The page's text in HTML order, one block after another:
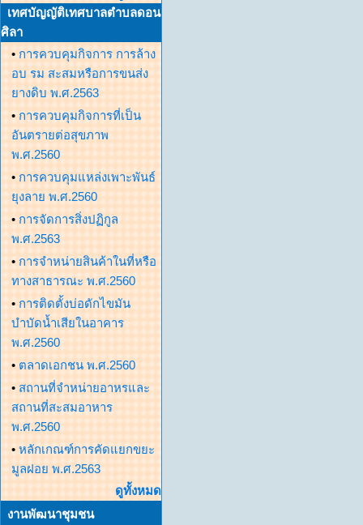
เทศบัญญัติเทศบาลตำบลดอน
ศิลา
• การควบคุมกิจการ การล้าง
อบ รม สะสมหรือการขนส่ง
ยางดิบ พ.ศ.2563
• การควบคุมกิจการที่เป็น
อันตรายต่อสุขภาพ
พ.ศ.2560
• การควบคุมแหล่งเพาะพันธ์
ยุงลาย พ.ศ.2560
• การจัดการสิ่งปฏิกูล
พ.ศ.2563
• การจำหน่ายสินค้าในที่หรือ
ทางสาธารณะ พ.ศ.2560
• การติดตั้งบ่อดักไขมัน
บำบัดน้ำเสียในอาคาร
พ.ศ.2560
• ตลาดเอกชน พ.ศ.2560
• สถานที่จำหน่ายอาหรและ
สถานที่สะสมอาหาร
พ.ศ.2560
• หลักเกณฑ์การคัดแยกขยะ
มูลฝอย พ.ศ.2563
ดูทั้งหมด
งานพัฒนาชุมชน